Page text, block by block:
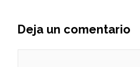
Deja un comentario